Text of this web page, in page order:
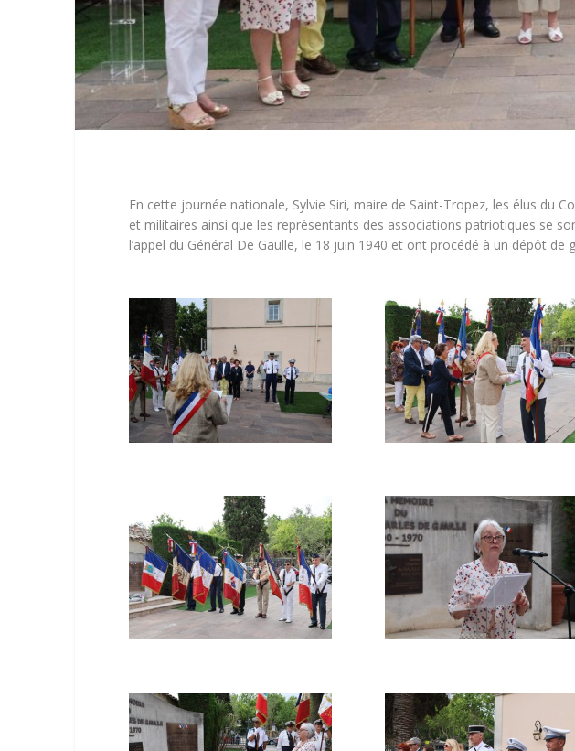
En cette journée nationale, Sylvie Siri, maire de Saint-Tropez, les élus du
et militaires ainsi que les représentants des associations patriotiques se
l’appel du Général De Gaulle, le 18 juin 1940 et ont procédé à un dépôt de